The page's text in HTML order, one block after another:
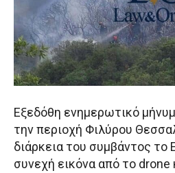
Εξεδόθη ενημερωτικό
την περιοχή Φιλύρου
διάρκεια του συμβάντος το
συνεχή εικόνα από το drone